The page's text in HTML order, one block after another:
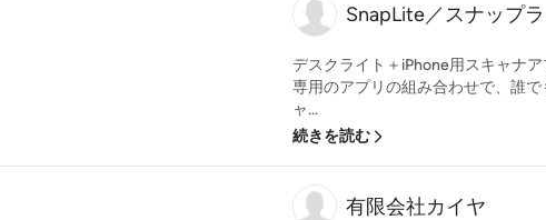
SnapLite／スナップ
デスクライト＋iPhone用スキャナ
専用のアプリの組み合わせで、誰
ャ...
続きを読む
有限会社カイヤ